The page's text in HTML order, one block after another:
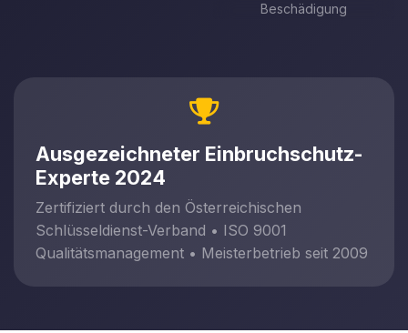
Beschädigung
Ausgezeichneter Einbruchschutz-
Experte 2024
Zertifiziert durch den Österreichischen
Schlüsseldienst-Verband • ISO 9001
Qualitätsmanagement • Meisterbetrieb seit 2009